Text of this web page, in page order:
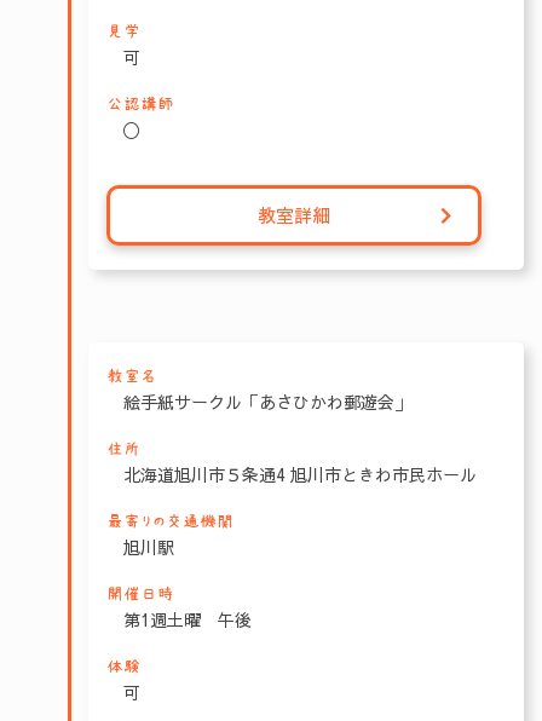
見学
可
公認講師
〇
教室詳細
教室名
絵手紙サークル「あさひかわ郵遊会」
住所
北海道旭川市５条通4 旭川市ときわ市民ホール
最寄りの交通機関
旭川駅
開催日時
第1週土曜 午後
体験
可